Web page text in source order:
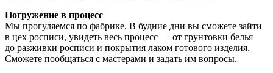
Погружение в процесс
Мы прогуляемся по фабрике. В будние дни вы сможете зайти
в цех росписи, увидеть весь процесс — от грунтовки белья
до разживки росписи и покрытия лаком готового изделия.
Сможете пообщаться с мастерами и задать им вопросы.